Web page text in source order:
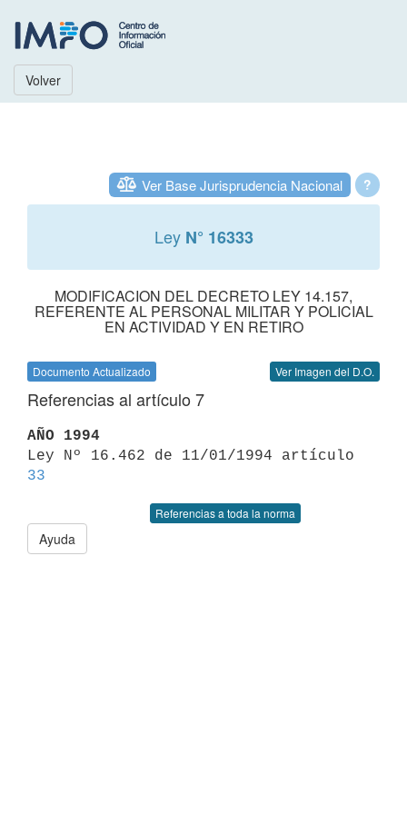
Volver
?
Ver Base Jurisprudencia Nacional
Ley N° 16333
MODIFICACION DEL DECRETO LEY 14.157,
REFERENTE AL PERSONAL MILITAR Y POLICIAL
EN ACTIVIDAD Y EN RETIRO
Documento Actualizado Ver Imagen del D.O.
Referencias al artículo 7
AÑO 1994
33
Referencias a toda la norma
Ayuda